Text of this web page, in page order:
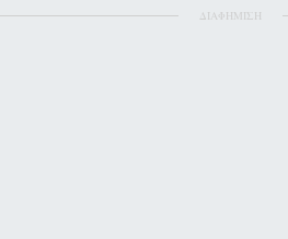
ΔΙΑΦΗΜΙΣΗ